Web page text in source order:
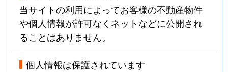
当サイトの利用によってお客様の不動産物件
や個人情報が許可なくネットなどに公開され
ることはありません。
個人情報は保護されています